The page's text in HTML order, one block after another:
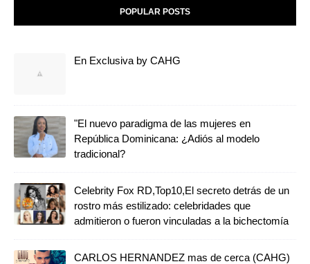
POPULAR POSTS
En Exclusiva by CAHG
"El nuevo paradigma de las mujeres en
República Dominicana: ¿Adiós al modelo
tradicional?
Celebrity Fox RD,Top10,El secreto detrás de un
rostro más estilizado: celebridades que
admitieron o fueron vinculadas a la bichectomía
CARLOS HERNANDEZ mas de cerca (CAHG)